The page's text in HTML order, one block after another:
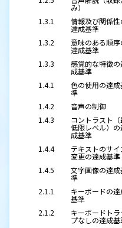
み）
1.3.1 情報及び関係性
達成基準
1.3.2 意味のある順序
達成基準
1.3.3 感覚的な特徴の
成基準
1.4.1 色の使用の達成
準
1.4.2 音声の制御
1.4.3
コントラスト（
低限レベル）の
成基準
1.4.4 テキストのサイ
変更の達成基準
1.4.5 文字画像の達成
準
2.1.1 キーボードの達
基準
2.1.2 キーボードトラ
プなしの達成基